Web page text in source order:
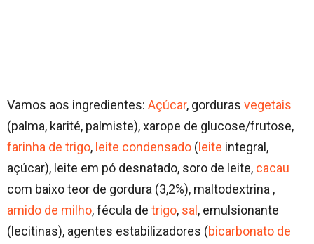
Vamos aos ingredientes: Açúcar, gorduras vegetais
(palma, karité, palmiste), xarope de glucose/frutose,
farinha de trigo, leite condensado ( leite integral,
açúcar), leite em pó desnatado, soro de leite, cacau
com baixo teor de gordura (3,2%), maltodextrina ,
amido de milho, fécula de trigo, sal , emulsionante
(lecitinas), agentes estabilizadores (bicarbonato de